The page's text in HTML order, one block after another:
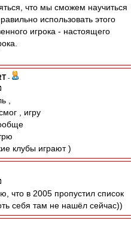
что мы сможем научиться
использовать этого
игрока - настоящего
-
,
, игру
клубы играют )
что в 2005 пропустил список
себя там не нашёл сейчас))